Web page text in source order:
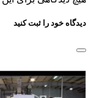
دیدگاه خود را ثبت کنید